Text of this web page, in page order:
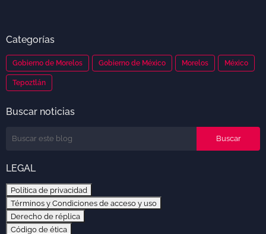
Categorías
Gobierno de Morelos Gobierno de México Morelos México
Tepoztlán
Buscar noticias
LEGAL
Política de privacidad
Términos y Condiciones de acceso y uso
Derecho de réplica
Código de ética